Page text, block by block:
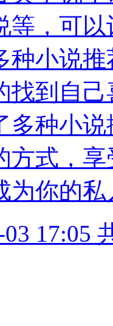
等，可
种小说
找到自
多种小
方式，
为你的
17:05